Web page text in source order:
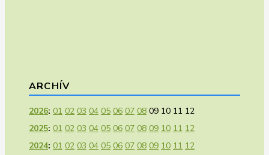
ARCHÍV
2026: 01 02 03 04 05 06 07 08 09 10 11 12
2025: 01 02 03 04 05 06 07 08 09 10 11 12
2024: 01 02 03 04 05 06 07 08 09 10 11 12